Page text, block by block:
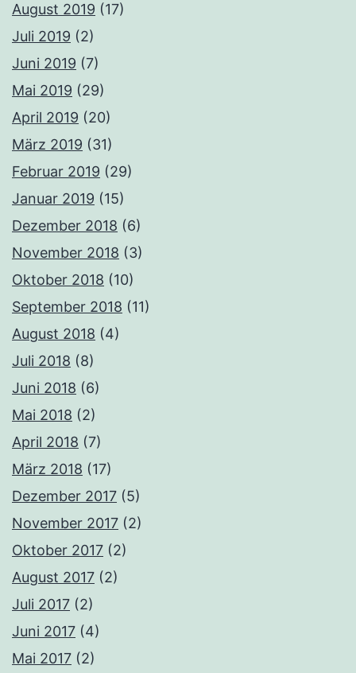
August 2019 (17)
Juli 2019 (2)
Juni 2019 (7)
Mai 2019 (29)
April 2019 (20)
März 2019 (31)
Februar 2019 (29)
Januar 2019 (15)
Dezember 2018 (6)
November 2018 (3)
Oktober 2018 (10)
September 2018 (11)
August 2018 (4)
Juli 2018 (8)
Juni 2018 (6)
Mai 2018 (2)
April 2018 (7)
März 2018 (17)
Dezember 2017 (5)
November 2017 (2)
Oktober 2017 (2)
August 2017 (2)
Juli 2017 (2)
Juni 2017 (4)
Mai 2017 (2)